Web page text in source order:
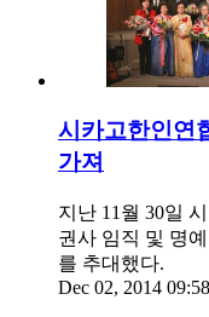
시카고한인연
가져
지난 11월 30일
권사 임직 및 명
를 추대했다.
Dec 02, 2014